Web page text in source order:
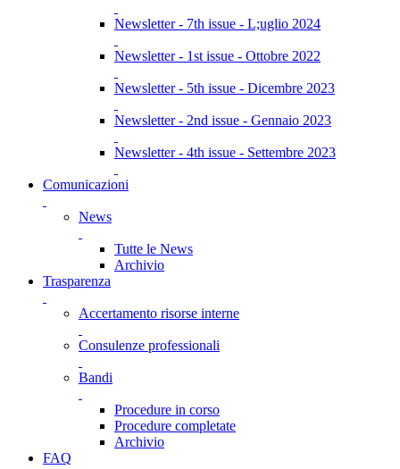
Newsletter - 7th issue - L;uglio 2024
Newsletter - 1st issue - Ottobre 2022
Newsletter - 5th issue - Dicembre 2023
Newsletter - 2nd issue - Gennaio 2023
Newsletter - 4th issue - Settembre 2023
Comunicazioni
News
Tutte le News
Archivio
Trasparenza
Accertamento risorse interne
Consulenze professionali
Bandi
Procedure in corso
Procedure completate
Archivio
FAQ